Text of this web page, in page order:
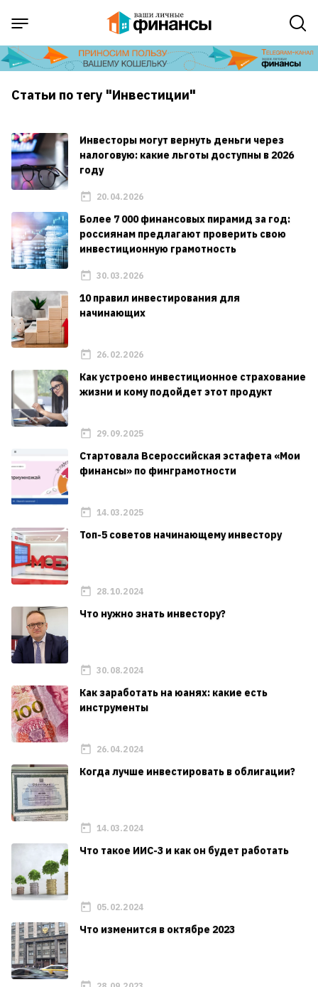
Статьи по тегу "Инвестиции"
Инвесторы могут вернуть деньги через
налоговую: какие льготы доступны в 2026
году
20.04.2026
Более 7 000 финансовых пирамид за год:
россиянам предлагают проверить свою
инвестиционную грамотность
30.03.2026
10 правил инвестирования для
начинающих
26.02.2026
Как устроено инвестиционное страхование
жизни и кому подойдет этот продукт
29.09.2025
Стартовала Всероссийская эстафета «Мои
финансы» по финграмотности
14.03.2025
Топ-5 советов начинающему инвестору
28.10.2024
Что нужно знать инвестору?
30.08.2024
Как заработать на юанях: какие есть
инструменты
26.04.2024
Когда лучше инвестировать в облигации?
14.03.2024
Что такое ИИС-3 и как он будет работать
05.02.2024
Что изменится в октябре 2023